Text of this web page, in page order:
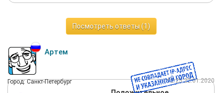
Посмотреть ответы (1)
Артем
Город: Санкт-Петербург 12:25 22.01.2020